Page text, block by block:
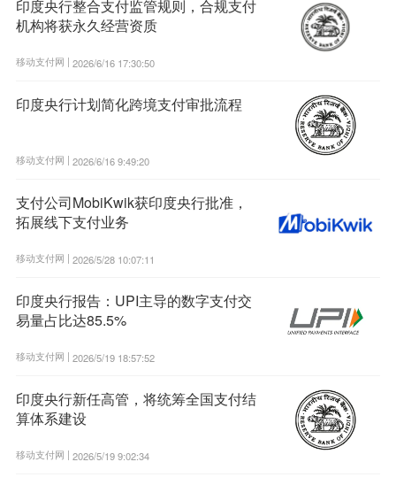
印度央行整合支付监管规则，合规支付
机构将获永久经营资质
移动支付网 | 2026/6/16 17:30:50
印度央行计划简化跨境支付审批流程
移动支付网 | 2026/6/16 9:49:20
支付公司MobiKwik获印度央行批准，
拓展线下支付业务
移动支付网 | 2026/5/28 10:07:11
印度央行报告：UPI主导的数字支付交
易量占比达85.5%
移动支付网 | 2026/5/19 18:57:52
印度央行新任高管，将统筹全国支付结
算体系建设
移动支付网 | 2026/5/19 9:02:34